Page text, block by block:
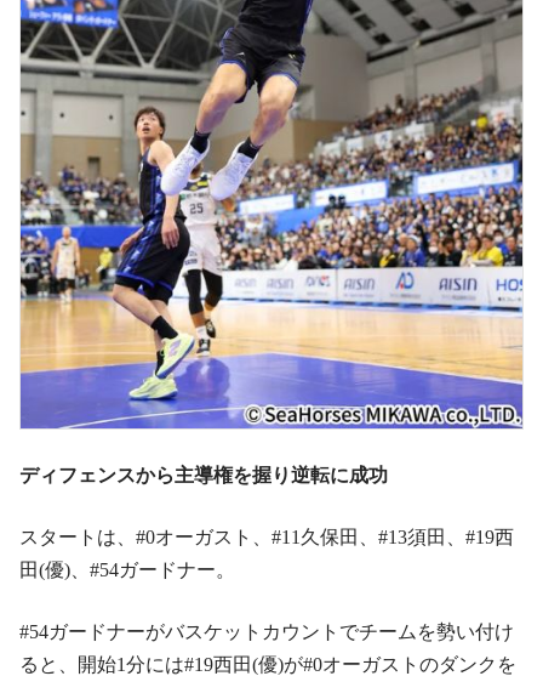
ディフェンスから主導権を握り逆転に成功
スタートは、#0オーガスト、#11久保田、#13須田、#19西
田(優)、#54ガードナー。
#54ガードナーがバスケットカウントでチームを勢い付け
ると、開始1分には#19西田(優)が#0オーガストのダンクを